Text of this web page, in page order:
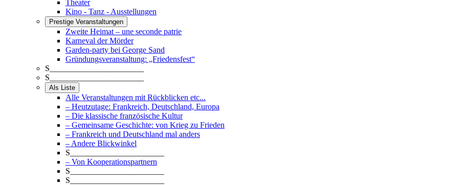
Theater
Kino - Tanz - Ausstellungen
Prestige Veranstaltungen
Zweite Heimat – une seconde patrie
Karneval der Mörder
Garden-party bei George Sand
Gründungsveranstaltung: „Friedensfest“
S_______________________
S_______________________
Als Liste
Alle Veranstaltungen mit Rückblicken etc...
– Heutzutage: Frankreich, Deutschland, Europa
– Die klassische französische Kultur
– Gemeinsame Geschichte: von Krieg zu Frieden
– Frankreich und Deutschland mal anders
– Andere Blickwinkel
S_______________________
– Von Kooperationspartnern
S_______________________
S_______________________